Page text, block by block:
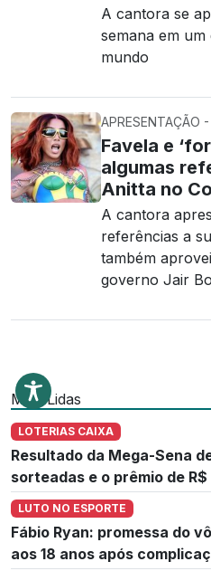
A cantora se
semana em um
mundo
APRESENTAÇÃO
Favela e
algumas
Anitta no
A cantora
referências a
também
governo Jair
Mais Lidas
LOTERIAS CAIXA
Resultado da Mega-Sena
sorteadas e o prêmio de
LUTO NO ESPORTE
Fábio Ryan: promessa do
aos 18 anos após